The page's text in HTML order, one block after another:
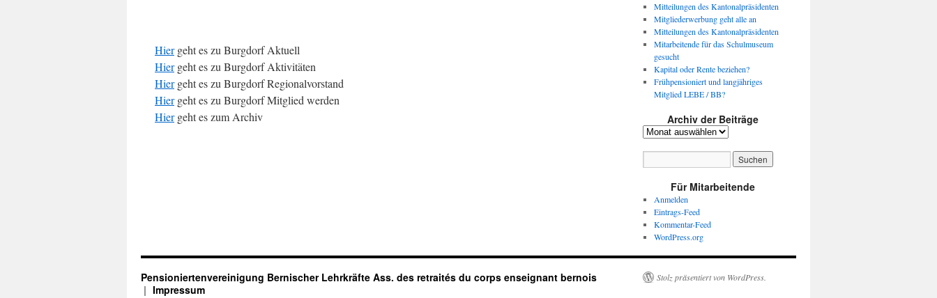
Hiergeht es zu Burgdorf Aktuell
Hiergeht es zu Burgdorf Aktivitäten
Hiergeht es zu Burgdorf Regionalvorstand
Hiergeht es zu Burgdorf Mitglied werden
Hiergeht es zum Archiv
Mitteilungen des Kantonalpräsidenten
Mitgliederwerbung geht alle an
Mitteilungen des Kantonalpräsidenten
Mitarbeitende für das Schulmuseum
gesucht
Kapital oder Rente beziehen?
Frühpensioniert und langjähriges
Mitglied LEBE / BB?
Archiv der Beiträge
Archiv
Für Mitarbeitende
Anmelden
Eintrags-Feed
Kommentar-Feed
WordPress.org
Pensioniertenvereinigung Bernischer Lehrkräfte Ass. des retraités du corps enseignant bernois
Impressum
Stolz präsentiert von WordPress.